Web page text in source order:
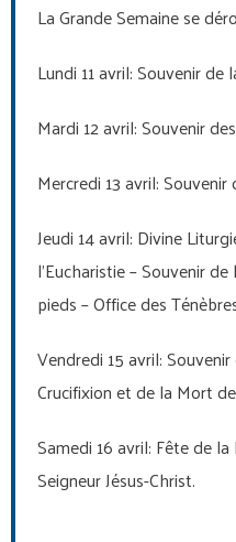
La Grande Semaine se
Lundi 11 avril: Souvenir
Mardi 12 avril: Souvenir
Mercredi 13 avril:
Jeudi 14 avril: Divine
l’Eucharistie – Souvenir
pieds – Office des
Vendredi 15 avril:
Crucifixion et de la Mort
Samedi 16 avril: Fête de
Seigneur Jésus-Christ.